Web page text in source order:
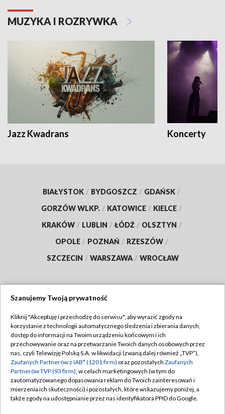
MUZYKA I ROZRYWKA
Jazz Kwadrans Koncerty
BIAŁYSTOK / BYDGOSZCZ / GDAŃSK /
GORZÓW WLKP. / KATOWICE / KIELCE /
KRAKÓW / LUBLIN / ŁÓDŹ / OLSZTYN /
OPOLE / POZNAŃ / RZESZÓW /
SZCZECIN / WARSZAWA / WROCŁAW
TVP
Abonament TVP
Emisja w TVP
Centrum informacji TVP
Naziemna Telewizja Cyfrowa
Regulamin TVP
Polityka prywatności
Moje zgody
Pomoc
Szanujemy Twoją prywatność
Kliknij "Akceptuję i przechodzę do serwisu", aby wyrazić zgody na
korzystanie z technologii automatycznego śledzenia i zbierania danych,
dostęp do informacji na Twoim urządzeniu końcowym i ich
przechowywanie oraz na przetwarzanie Twoich danych osobowych przez
nas, czyli Telewizję Polską S.A. w likwidacji (zwaną dalej również „TVP”),
Zaufanych Partnerów z IAB* (1201 firm) oraz pozostałych Zaufanych
Partnerów TVP (93 firm), w celach marketingowych (w tym do
zautomatyzowanego dopasowania reklam do Twoich zainteresowań i
mierzenia ich skuteczności) i pozostałych, które wskazujemy poniżej, a
także zgody na udostępnianie przez nas identyfikatora PPID do Google.